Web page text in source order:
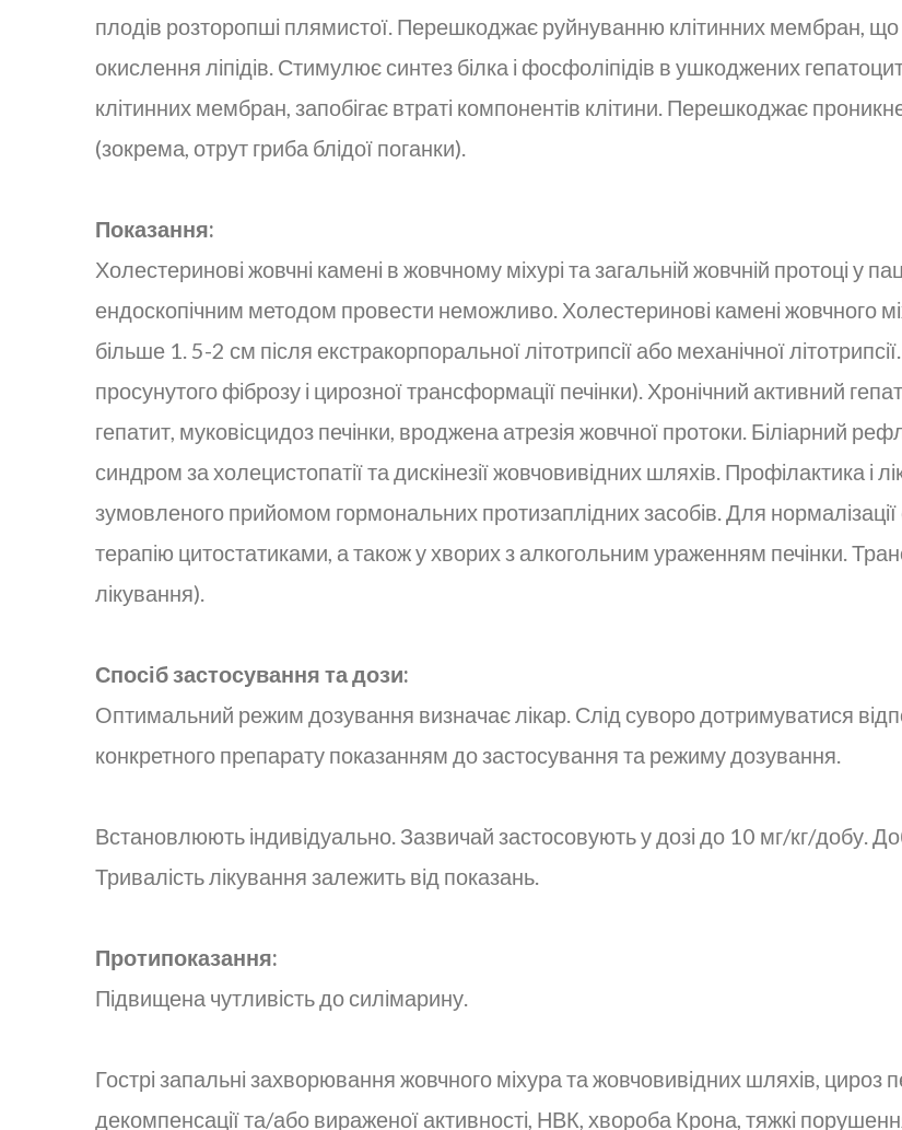
плодів розторопші плямистої. Перешкоджає руйнуванню клітинних мембран, що
окислення ліпідів. Стимулює синтез білка і фосфоліпідів в ушкоджених
клітинних мембран, запобігає втраті компонентів клітини. Перешкоджає
(зокрема, отрут гриба блідої поганки).
Показання:
Холестеринові жовчні камені в жовчному міхурі та загальній жовчній протоці у
ендоскопічним методом провести неможливо. Холестеринові камені жовчного
більше 1. 5-2 см після екстракорпоральної літотрипсії або механічної
просунутого фіброзу і цирозної трансформації печінки). Хронічний активний
гепатит, муковісцидоз печінки, вроджена атрезія жовчної протоки. Біліарний
синдром за холецистопатії та дискінезії жовчовивідних шляхів. Профілактика і
зумовленого прийомом гормональних протизаплідних засобів. Для нормалізації
терапію цитостатиками, а також у хворих з алкогольним ураженням печінки.
лікування).
Спосіб застосування та дози:
Оптимальний режим дозування визначає лікар. Слід суворо дотримуватися
конкретного препарату показанням до застосування та режиму дозування.
Встановлюють індивідуально. Зазвичай застосовують у дозі до 10 мг/кг/добу.
Тривалість лікування залежить від показань.
Протипоказання:
Підвищена чутливість до силімарину.
Гострі запальні захворювання жовчного міхура та жовчовивідних шляхів, цироз
декомпенсації та/або вираженої активності, НВК, хвороба Крона, тяжкі